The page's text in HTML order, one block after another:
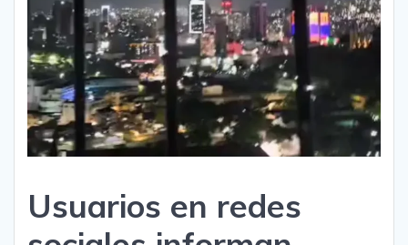
Usuarios en redes